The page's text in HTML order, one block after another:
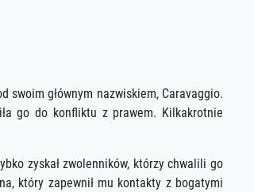
głównym nazwiskiem, Caravaggio.
go do konfliktu z prawem. Kilkakrotnie
zyskał zwolenników, którzy chwalili go
który zapewnił mu kontakty z bogatymi